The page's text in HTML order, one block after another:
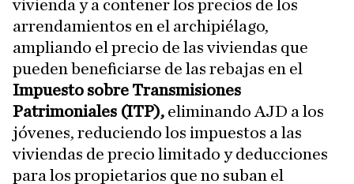
vivienda y a contener los precios de los
arrendamientos en el archipiélago,
ampliando el precio de las viviendas que
pueden beneficiarse de las rebajas en el
Impuesto sobre Transmisiones
Patrimoniales (ITP), eliminando AJD a los
jóvenes, reduciendo los impuestos a las
viviendas de precio limitado y deducciones
para los propietarios que no suban el